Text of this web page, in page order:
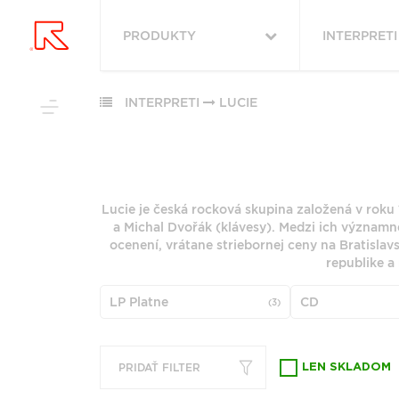
PRODUKTY INTERPRETI
INTERPRETI LUCIE
Lucie je česká rocková skupina založená v
a Michal Dvořák (klávesy). Medzi ich
ocenení, vrátane striebornej ceny na
republike a
LP Platne (3) CD
PRIDAŤ FILTER LEN SKLADOM
OBĽÚBENÉ
VINYLY
FUNKO POP!
PREDPREDAJE
PRODUKTY V ZĽAVE
POP (26539)
(9156)
PODĽA ŽÁNRU VŠETKY
POP (1983)
JAZZ (1965)
ALTERNATIVE ROCK
FOLK (1458)
ZOBRAZIŤ ZOZNAM
PODĽA